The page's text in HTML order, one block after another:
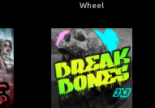
Wheel